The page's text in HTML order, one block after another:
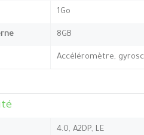
1Go
8GB
Accéléromètre,
4.0, A2DP, LE